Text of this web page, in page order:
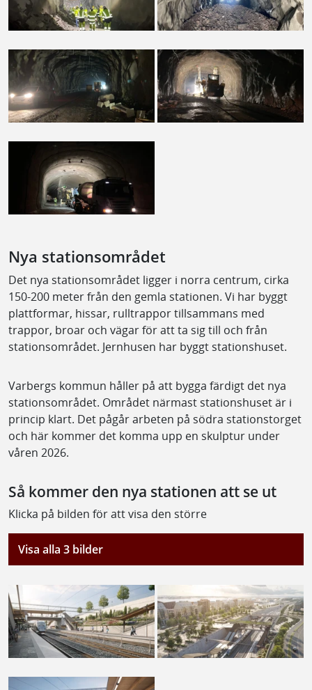
Nya stationsområdet
Det nya stationsområdet ligger i norra centrum, cirka
150-200 meter från den gemla stationen. Vi har byggt
plattformar, hissar, rulltrappor tillsammans med
trappor, broar och vägar för att ta sig till och från
stationsområdet. Jernhusen har byggt stationshuset.
Varbergs kommun håller på att bygga färdigt det nya
stationsområdet. Området närmast stationshuset är i
princip klart. Det pågår arbeten på södra stationstorget
och här kommer det komma upp en skulptur under
våren 2026.
Så kommer den nya stationen att se ut
Klicka på bilden för att visa den större
Visa alla 3 bilder